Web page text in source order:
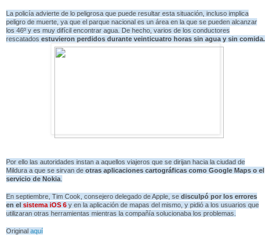
La policía advierte de lo peligrosa que puede resultar esta situación, incluso implica
peligro de muerte, ya que el parque nacional es un área en la que se pueden alcanzar
los 46º y es muy difícil encontrar agua. De hecho, varios de los conductores
rescatados estuvieron perdidos durante veinticuatro horas sin agua y sin comida.
Por ello las autoridades instan a aquellos viajeros que se dirijan hacia la ciudad de
Mildura a que se sirvan de otras aplicaciones cartográficas como Google Maps o el
servicio de Nokia
En septiembre, Tim Cook, consejero delegado de Apple, se disculpó por los errores
en el sistema iOS 6 y en la aplicación de mapas del mismo, y pidió a los usuarios que
utilizaran otras herramientas mientras la compañía solucionaba los problemas.
Original aquí